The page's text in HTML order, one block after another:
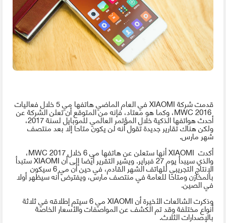
قدمت شركةXIAOMI في العام الماضي هاتفها مي 5 خلال فعاليات MWC 2016، وكما هو معتاد، فإنه من المتوقع أن تعلن الشركة عن
أحدث هواتفها الذكية خلال المؤتمر العالمي للموبايل لسنة 2017،ولكن هناك تقارير جديدة تقول أنه لن يكون متاحا إلا بعد منتصف
شهر مارس.
أكدت XIAOMIأنها ستعلن عن هاتفها مي 6 خلال MWC 2017، والذي سيبدأ يوم 27 فبراير. ويشير التقرير أيضا إلى أن XIAOMIستبدأالإنتاج التجريبي للهاتف الشهر القادم، في حين أن مي 6 سيكون
بالمخازن ومتاحا للعامة في منتصف مارس، ويفترض أنه سيظهر أولا
في الصين.
وذكرت الشائعات الأخيرة أنXIAOMI مي 6 سيتم إطلاقه في ثلاثة
أنواع مختلفة وقد تم الكشف عن المواصفات والأسعار الخاصة
بالإصدارات الثلاث.